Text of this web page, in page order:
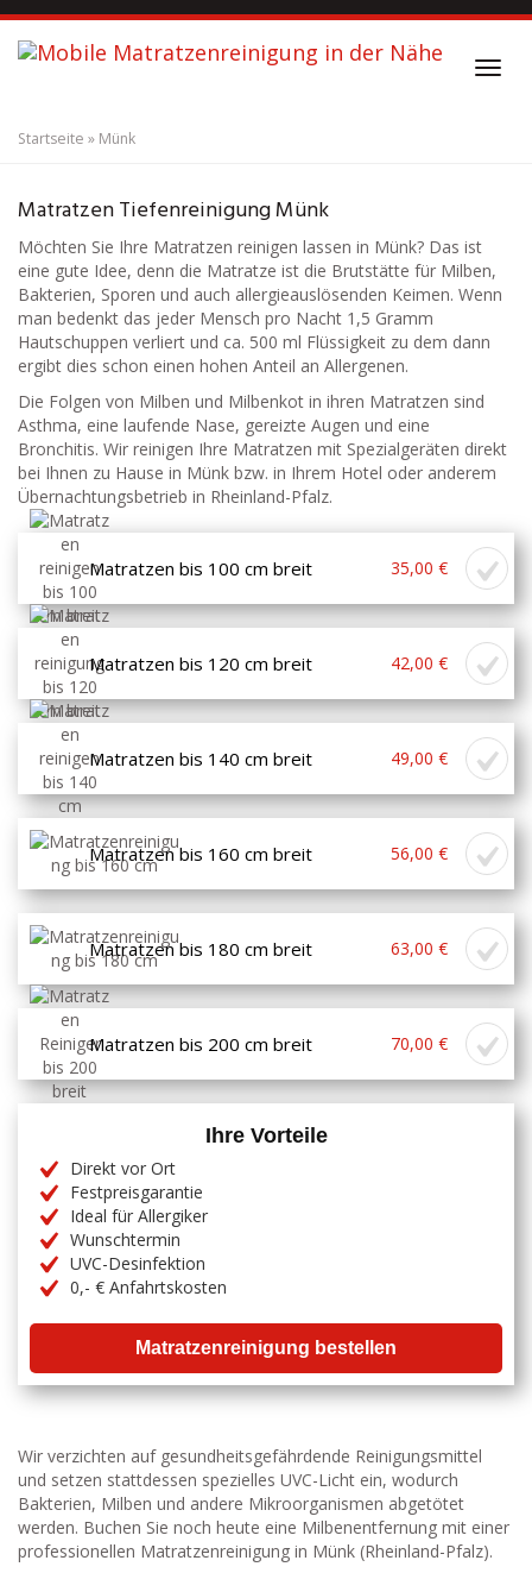
S
T
i
g
t
Startseite » Münk
Matratzen Tiefenreinigung Münk
Möchten Sie Ihre Matratzen reinigen lassen in Münk? Das ist
eine gute Idee, denn die Matratze ist die Brutstätte für Milben,
Bakterien, Sporen und auch allergieauslösenden Keimen. Wenn
man bedenkt das jeder Mensch pro Nacht 1,5 Gramm
Hautschuppen verliert und ca. 500 ml Flüssigkeit zu dem dann
ergibt dies schon einen hohen Anteil an Allergenen.
Die Folgen von Milben und Milbenkot in ihren Matratzen sind
Asthma, eine laufende Nase, gereizte Augen und eine
Bronchitis. Wir reinigen Ihre Matratzen mit Spezialgeräten direkt
bei Ihnen zu Hause in Münk bzw. in Ihrem Hotel oder anderem
Übernachtungsbetrieb in Rheinland-Pfalz.
Matratzen bis 100 cm breit 35,00 €
Matratzen bis 120 cm breit 42,00 €
Matratzen bis 140 cm breit 49,00 €
Matratzen bis 160 cm breit 56,00 €
Matratzen bis 180 cm breit 63,00 €
Matratzen bis 200 cm breit 70,00 €
Ihre Vorteile
Direkt vor Ort
Festpreisgarantie
Ideal für Allergiker
Wunschtermin
UVC-Desinfektion
0,- € Anfahrtskosten
Matratzenreinigung bestellen
Wir verzichten auf gesundheitsgefährdende Reinigungsmittel
und setzen stattdessen spezielles UVC-Licht ein, wodurch
Bakterien, Milben und andere Mikroorganismen abgetötet
werden. Buchen Sie noch heute eine Milbenentfernung mit einer
professionellen Matratzenreinigung in Münk (Rheinland-Pfalz).